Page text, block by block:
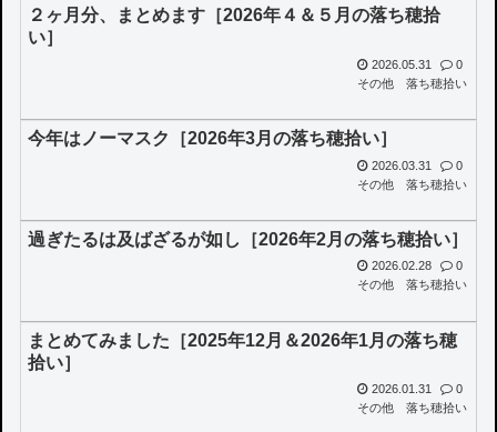
２ヶ月分、まとめます［2026年４＆５月の落ち穂拾
い］
2026.05.31
0
その他
落ち穂拾い
今年はノーマスク［2026年3月の落ち穂拾い］
2026.03.31
0
その他
落ち穂拾い
過ぎたるは及ばざるが如し［2026年2月の落ち穂拾い］
2026.02.28
0
その他
落ち穂拾い
まとめてみました［2025年12月＆2026年1月の落ち穂
拾い］
2026.01.31
0
その他
落ち穂拾い